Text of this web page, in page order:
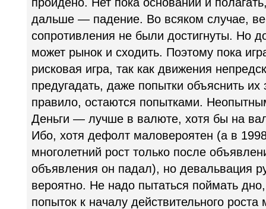
дальше — падение. Во всяком случае,
сопротивления не были достигнуты. Но
может рынок и сходить. Поэтому пока
рисковая игра, так как движения
предугадать, даже попытки объяснить
правило, остаются попытками.
Деньги — лучше в валюте, хотя бы на
Ибо, хотя дефолт маловероятен (а в
многолетний рост только после
объявления он падал), но девальвация
вероятно. Не надо пытаться поймать дно,
попыток к началу действительного роста